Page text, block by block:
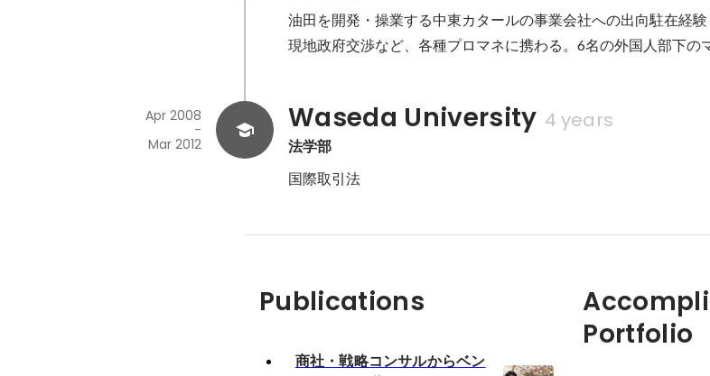
油⽥を開発・操業する中東カタールの事業会社への出向駐在経験
現地政府交渉など、各種プロマネに携わる。6名の外国人部下の
Waseda University 4 years
法学部
Apr 2008
-
Mar 2012
国際取引法
Publications
商社・戦略コンサルからベン
Portfolio